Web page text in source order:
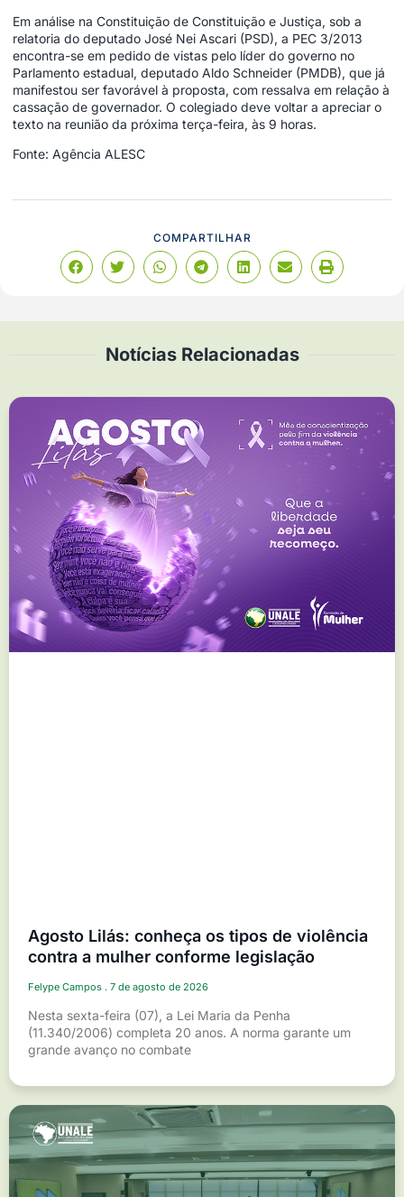
Em análise na Constituição de Constituição e Justiça, sob a
relatoria do deputado José Nei Ascari (PSD), a PEC 3/2013
encontra-se em pedido de vistas pelo líder do governo no
Parlamento estadual, deputado Aldo Schneider (PMDB), que já
manifestou ser favorável à proposta, com ressalva em relação à
cassação de governador. O colegiado deve voltar a apreciar o
texto na reunião da próxima terça-feira, às 9 horas.
Fonte: Agência ALESC
COMPARTILHAR
Notícias Relacionadas
Agosto Lilás: conheça os tipos de violência
contra a mulher conforme legislação
Felype Campos 7 de agosto de 2026
Nesta sexta-feira (07), a Lei Maria da Penha
(11.340/2006) completa 20 anos. A norma garante um
grande avanço no combate